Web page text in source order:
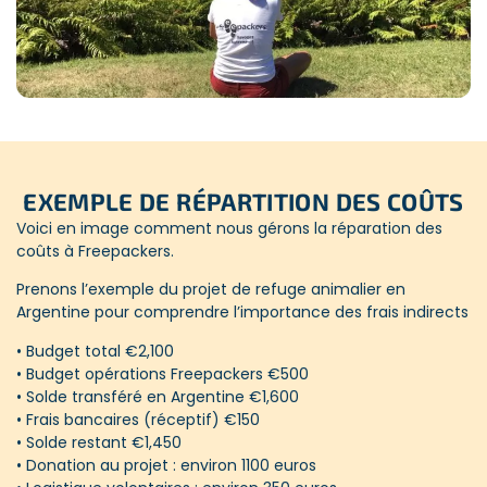
• Frais bancaires
• Frais de création et d’audit des projets
• Gestion et Développement des projets
• Autorisations des autorités locales en matière de normes
• Assurance responsabilité civile
EXEMPLE DE RÉPARTITION DES COÛTS
Voici en image comment nous gérons la réparation des
coûts à Freepackers.
Prenons l’exemple du projet de refuge animalier en
Argentine pour comprendre l’importance des frais indirects
• Budget total €2,100
• Budget opérations Freepackers €500
• Solde transféré en Argentine €1,600
• Frais bancaires (réceptif) €150
• Solde restant €1,450
• Donation au projet : environ 1100 euros